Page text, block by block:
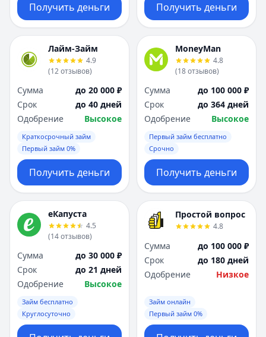
Получить деньги Получить деньги
Лайм-Займ
4.9
(12отзывов)
Сумма
до 20 000 ₽
Срок
до 40 дней
Одобрение
Высокое
Краткосрочный займ
Первый займ 0%
Получить деньги
MoneyMan
4.8
(18отзывов)
Сумма
до 100 000 ₽
Срок
до 364 дней
Одобрение
Высокое
Первый займ бесплатно
Срочно
Получить деньги
еКапуста
4.5
(14отзывов)
Сумма
до 30 000 ₽
Срок
до 21 дней
Одобрение
Высокое
Займ бесплатно
Круглосуточно
Простой вопрос
4.8
Сумма
до 100 000 ₽
Срок
до 180 дней
Одобрение
Низкое
Займ онлайн
Первый займ 0%